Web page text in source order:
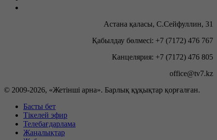
Астана қаласы, С.Сейфуллин, 31
Қабылдау бөлмесі: +7 (7172) 476 767
Канцелярия: +7 (7172) 476 805
office@tv7.kz
© 2009-2026, «Жетінші арна». Барлық құқықтар қорғалған.
Басты бет
Тікелей эфир
Телебағдарлама
Жаңалықтар